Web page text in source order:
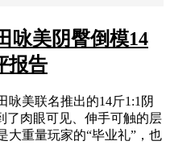
咏美阴臀倒模14
报告
美联名推出的14斤1:1阴
了肉眼可见、伸手可触的层
大重量玩家的“毕业礼”，也